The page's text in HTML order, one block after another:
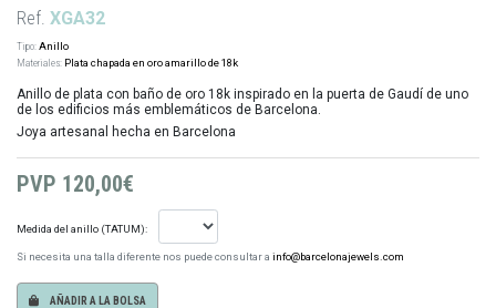
Ref. XGA32
Tipo:Anillo
Materiales: Plata chapada en oro amarillo de 18k
Anillo de plata con baño de oro 18k inspirado en la puerta de Gaudí de uno
de los edificios más emblemáticos de Barcelona.
Joya artesanal hecha en Barcelona
PVP 120,00€
Medida del anillo (TATUM):
Si necesita una talla diferente nos puede consultar a info@barcelonajewels.com
AÑADIR A LA BOLSA